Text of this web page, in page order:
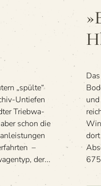
„spülte“
Untie­fen
Trieb­wa­
schon die
–
der...